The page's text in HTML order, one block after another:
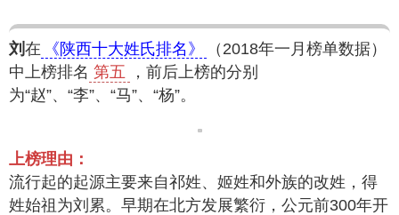
刘 在 《陕西十大姓氏排名》
（2018年一月榜单数据）
中上榜排名 第五
，前后上榜的分别
为“赵”、“李”、“马”、“杨”。
上榜理由：
流行起的起源主要来自祁姓、姬姓和外族的改姓，得
姓始祖为刘累。早期在北方发展繁衍，公元前300年开